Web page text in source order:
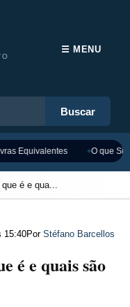
Buscar
☰ MENU
Equivalentes O que
é e qua...
15:40Por Stéfano Barcellos
é e quais são